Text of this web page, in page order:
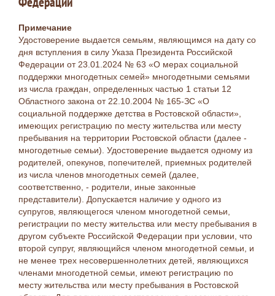
Примечание
Удостоверение выдается семьям, являющимся на дату со
дня вступления в силу Указа Президента Российской
Федерации от 23.01.2024 № 63 «О мерах социальной
поддержки многодетных семей» многодетными семьями
из числа граждан, определенных частью 1 статьи 12
Областного закона от 22.10.2004 № 165-ЗС «О
социальной поддержке детства в Ростовской области»,
имеющих регистрацию по месту жительства или месту
пребывания на территории Ростовской области (далее -
многодетные семьи). Удостоверение выдается одному из
родителей, опекунов, попечителей, приемных родителей
из числа членов многодетных семей (далее,
соответственно, - родители, иные законные
представители). Допускается наличие у одного из
супругов, являющегося членом многодетной семьи,
регистрации по месту жительства или месту пребывания в
другом субъекте Российской Федерации при условии, что
второй супруг, являющийся членом многодетной семьи, и
не менее трех несовершеннолетних детей, являющихся
членами многодетной семьи, имеют регистрацию по
месту жительства или месту пребывания в Ростовской